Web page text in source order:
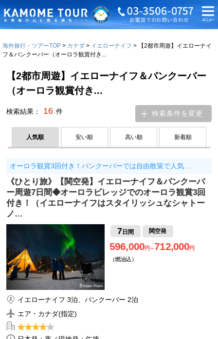
海外旅行・ツアーTOP カナダ イエローナイフ
【2都市周遊】イエローナイ
フ＆バンクーバー（オーロラ観賞付き...
【2都市周遊】イエローナイフ＆バンクーバー
（オーロラ観賞付き...
検索結果： 16 件 検索条件を変更
人気順 安い順 高い順 新着順
オーロラ観賞3回付き！バンクーバーでは自由散策で人気…
《ひとり旅》【関空発】イエローナイフ＆バンクーバ
ー周遊7日間◆オーロラビレッジでのオーロラ観賞3回
付き！（イエローナイフはスタイリッシュなシャトー
ノ…
7 日間 関空発
596,000円～712,000円
（燃油込）
イエローナイフ 3泊、バンクーバー 2泊
エア・カナダ(指定)